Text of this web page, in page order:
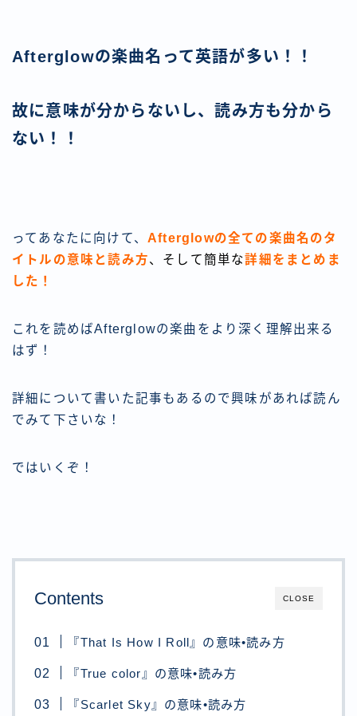
Afterglowの楽曲名って英語が多い！！
故に意味が分からないし、読み方も分から
ない！！
ってあなたに向けて、 Afterglowの全ての楽曲名のタ
イトルの意味と読み方、そして簡単な詳細をまとめま
した！
これを読めばAfterglowの楽曲をより深く理解出来る
はず！
詳細について書いた記事もあるので興味があれば読ん
でみて下さいな！
ではいくぞ！
CLOSE
Contents
『That Is How I Roll』の意味•読み方
『True color』の意味•読み方
『Scarlet Sky』の意味•読み方